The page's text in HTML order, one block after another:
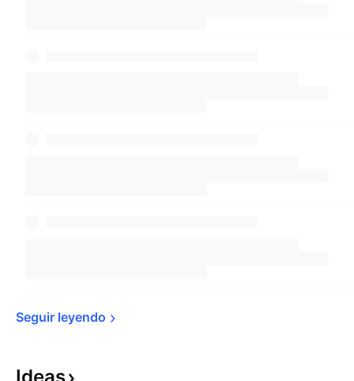
Seguir leyendo